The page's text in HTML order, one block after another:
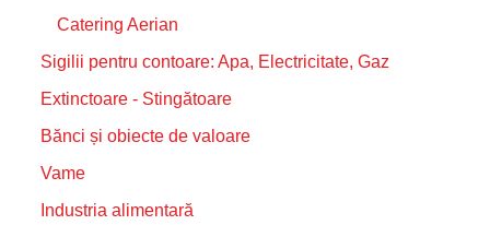
Catering Aerian
Sigilii pentru contoare: Apa, Electricitate, Gaz
Extinctoare - Stingătoare
Bănci și obiecte de valoare
Vame
Industria alimentară